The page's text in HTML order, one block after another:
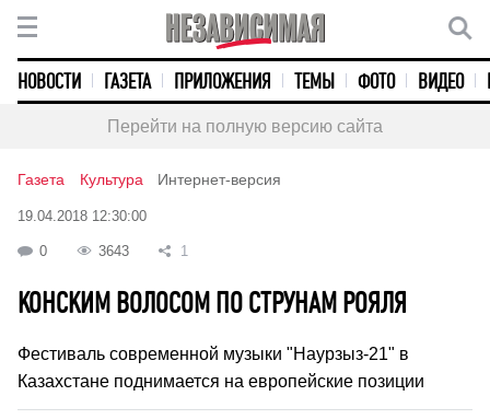
НОВОСТИ ГАЗЕТА ПРИЛОЖЕНИЯ ТЕМЫ ФОТО ВИДЕО
Перейти на полную версию сайта
Газета Культура Интернет-версия
19.04.2018 12:30:00
0 3643 1
КОНСКИМ ВОЛОСОМ ПО СТРУНАМ РОЯЛЯ
Фестиваль современной музыки "Наурзыз-21" в
Казахстане поднимается на европейские позиции